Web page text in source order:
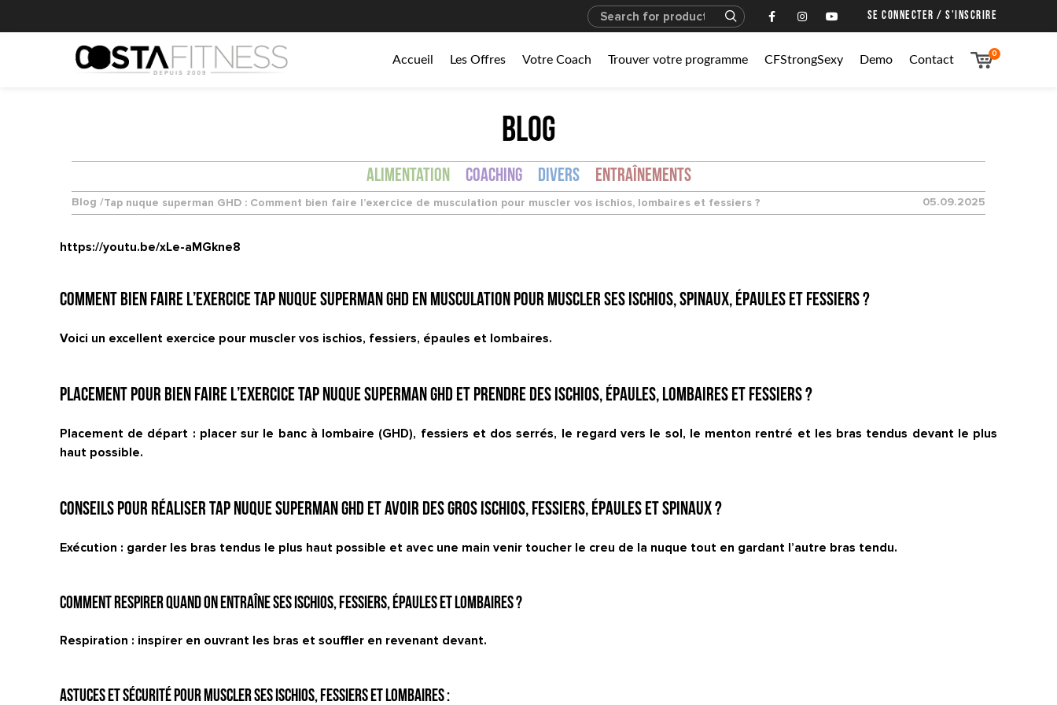
SE CONNECTER / S'INSCRIRE
Accueil Les Offres Votre Coach Trouver votre programme CFStrongSexy Demo Contact
0
BLOG
Alimentation Coaching Divers Entraînements
Blog /Tap nuque superman GHD : Comment bien faire l’exercice de musculation pour muscler vos ischios, lombaires et fessiers ? 05.09.2025
https://youtu.be/xLe-aMGkne8
Comment bien faire l’exercice Tap nuque superman GHD en musculation pour muscler ses ischios, spinaux, épaules et fessiers ?
Voici un excellent exercice pour muscler vos ischios, fessiers, épaules et lombaires.
Placement pour bien faire l’exercice Tap nuque superman GHD et prendre des ischios, épaules, lombaires et fessiers ?
Placement de départ : placer sur le banc à lombaire (GHD), fessiers et dos serrés, le regard vers le sol, le menton rentré et les bras tendus devant le plus
haut possible.
Conseils pour réaliser Tap nuque superman GHD et avoir des gros ischios, fessiers, épaules et spinaux ?
Exécution : garder les bras tendus le plus haut possible et avec une main venir toucher le creu de la nuque tout en gardant l’autre bras tendu.
Comment respirer quand on entraîne ses ischios, fessiers, épaules et lombaires ?
Respiration : inspirer en ouvrant les bras et souffler en revenant devant.
Astuces et sécurité pour muscler ses ischios, fessiers et lombaires :